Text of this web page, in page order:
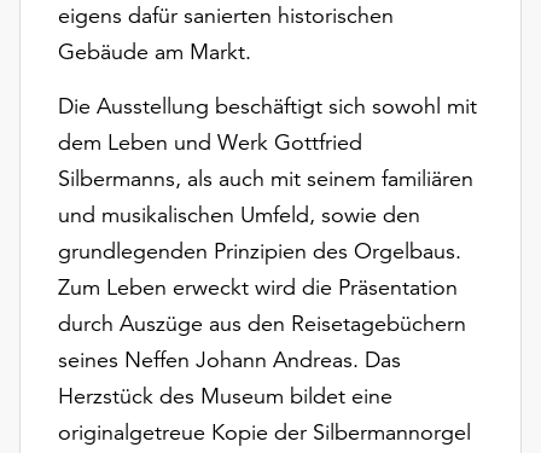
Weitere
Informationen
unserer
Datenschutzerklärung
oder
dem
Impressum
eigens dafür sanierten historischen
Gebäude am Markt.
Die Ausstellung beschäftigt sich sowohl mit
dem Leben und Werk Gottfried
Silbermanns, als auch mit seinem familiären
und musikalischen Umfeld, sowie den
grundlegenden Prinzipien des Orgelbaus.
Zum Leben erweckt wird die Präsentation
durch Auszüge aus den Reisetagebüchern
seines Neffen Johann Andreas. Das
Herzstück des Museum bildet eine
originalgetreue Kopie der Silbermannorgel